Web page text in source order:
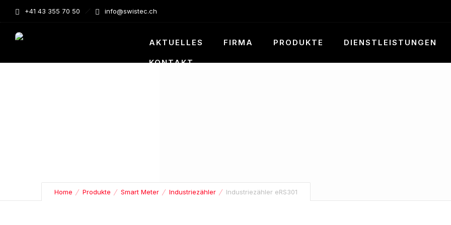
+41 43 355 70 50 info@swistec.ch
AKTUELLES FIRMA PRODUKTE DIENSTLEISTUNGEN
KONTAKT
Home Produkte Smart Meter Industriezähler Industriezähler eRS301